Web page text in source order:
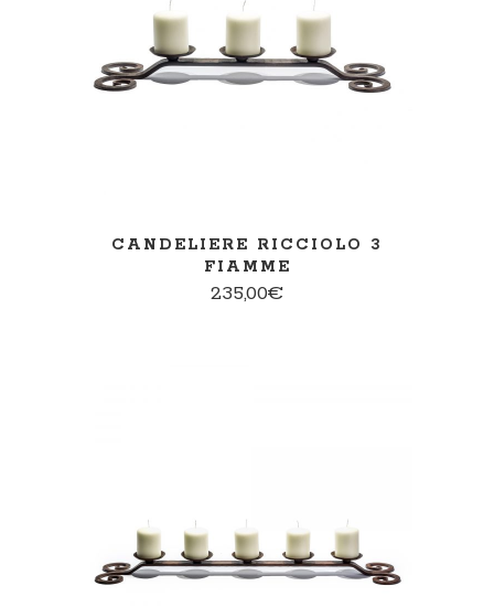
CANDELIERE RICCIOLO 3
FIAMME
235,00€
AGGIUNGI AL CARRELLO